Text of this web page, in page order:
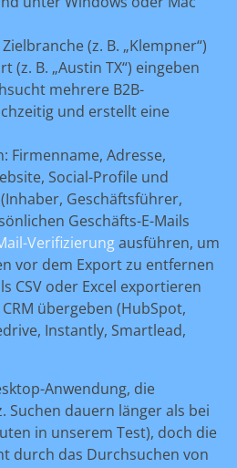
(z. B. „Klempner“)
(z. B. „Austin TX“) eingeben
mehrere B2B-
und erstellt eine
Firmenname, Adresse,
Social-Profile und
Geschäftsführer,
Geschäfts-E-Mails
Verifizierungausführen, um
vor dem Export zu entfernen
CSV oder Excel exportieren
übergeben (HubSpot,
Instantly, Smartlead,
Anwendung, die
Suchen dauern länger als bei
in unserem Test), doch die
durch das Durchsuchen von